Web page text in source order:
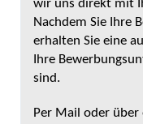
wir uns direkt mit
Nachdem Sie Ihre
erhalten Sie eine
Ihre
sind.
Per Mail oder